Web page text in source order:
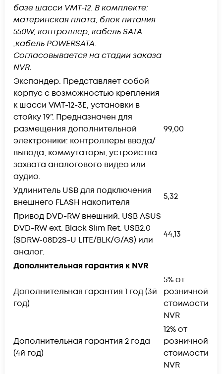
базе шасси VMT-12. В комплекте:
материнская плата, блок питания
550W, контроллер, кабель SАТА
,кабель POWERSATA.
Согласовывается на стадии заказа
NVR.
Экспандер. Представляет собой
корпус с возможностью крепления
к шасси VMT-12-3E, установки в
стойку 19”. Предназначен для
размещения дополнительной
электроники: контроллеры ввода/
вывода, коммутаторы, устройства
захвата аналогового видео или
аудио.
99,00
Удлинитель USB для подключения
внешнего FLASH накопителя
5,32
Привод DVD-RW внешний. USB ASUS
DVD-RW ext. Black Slim Ret. USB2.0
(SDRW-08D2S-U LITE/BLK/G/AS) или
аналог.
44,13
Дополнительная гарантия к NVR
Дополнительная гарантия 1 год (3й
год)
5% от
розничной
стоимости
NVR
Дополнительная гарантия 2 года
(4й год)
12% от
розничной
стоимости
NVR